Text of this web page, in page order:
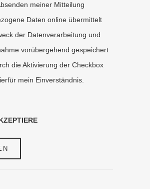
meiner Mitteilung
Daten online übermittelt
der Datenverarbeitung und
vorübergehend gespeichert
die Aktivierung der Checkbox
mein Einverständnis.